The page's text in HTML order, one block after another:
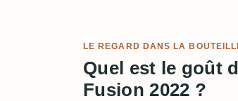
LE REGARD DANS LA
Quel est le goût
Fusion 2022 ?